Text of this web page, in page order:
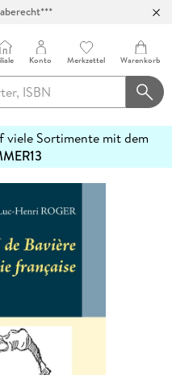
Konto Merkzettel Warenkorb
viele Sortimente mit dem